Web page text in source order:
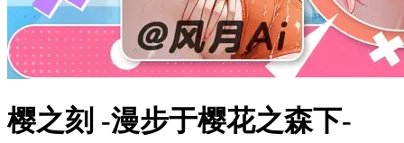
樱之刻 -漫步于樱花之森下-